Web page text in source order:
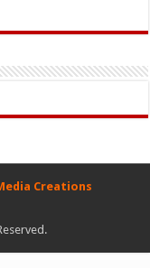
Creations